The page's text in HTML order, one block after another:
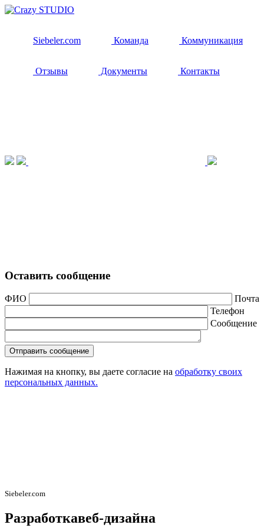
Siebeler.com Команда Коммуникация
Отзывы Документы Контакты
Оставить сообщение
ФИО
Почта
Телефон
Сообщение
Нажимая на кнопку, вы даете согласие на обработку своих
персональных данных.
Siebeler.com
Разработкавеб-дизайна